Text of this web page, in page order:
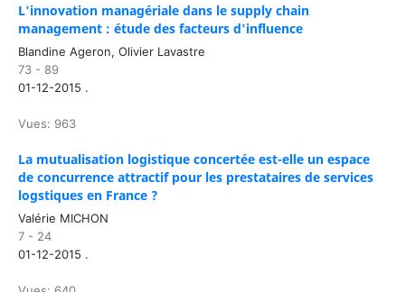
L'innovation managériale dans le supply chain
management : étude des facteurs d'influence
Blandine Ageron, Olivier Lavastre
73 - 89
01-12-2015 .
Vues: 963
La mutualisation logistique concertée est-elle un espace
de concurrence attractif pour les prestataires de services
logstiques en France ?
Valérie MICHON
7 - 24
01-12-2015 .